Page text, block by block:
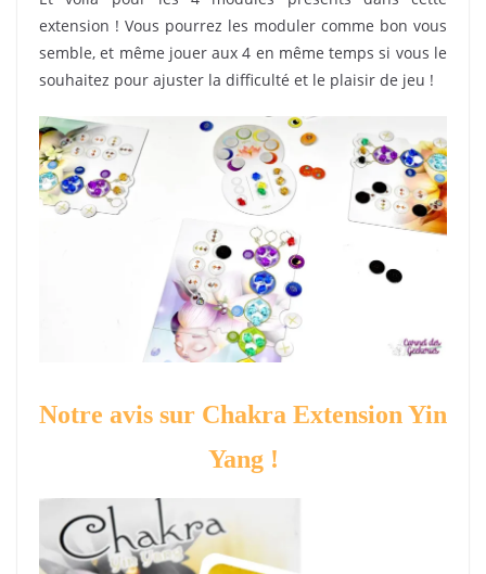
extension ! Vous pourrez les moduler comme bon vous
semble, et même jouer aux 4 en même temps si vous le
souhaitez pour ajuster la difficulté et le plaisir de jeu !
Notre avis sur Chakra Extension Yin
Yang !